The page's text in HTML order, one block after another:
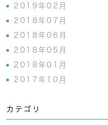
2019年02月
2018年07月
2018年06月
2018年05月
2018年01月
2017年10月
カテゴリ